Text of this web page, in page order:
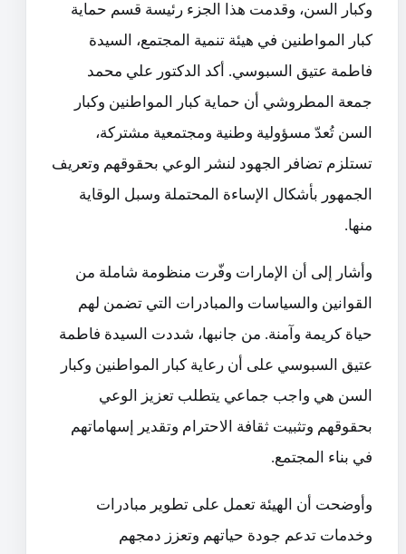
وكبار السن، وقدمت هذا الجزء رئيسة قسم حماية
كبار المواطنين في هيئة تنمية المجتمع، السيدة
فاطمة عتيق السبوسي. أكد الدكتور علي محمد
جمعة المطروشي أن حماية كبار المواطنين وكبار
السن تُعدّ مسؤولية وطنية ومجتمعية مشتركة،
تستلزم تضافر الجهود لنشر الوعي بحقوقهم وتعريف
الجمهور بأشكال الإساءة المحتملة وسبل الوقاية
منها.
وأشار إلى أن الإمارات وفّرت منظومة شاملة من
القوانين والسياسات والمبادرات التي تضمن لهم
حياة كريمة وآمنة. من جانبها، شددت السيدة فاطمة
عتيق السبوسي على أن رعاية كبار المواطنين وكبار
السن هي واجب جماعي يتطلب تعزيز الوعي
بحقوقهم وتثبيت ثقافة الاحترام وتقدير إسهاماتهم
في بناء المجتمع.
وأوضحت أن الهيئة تعمل على تطوير مبادرات
وخدمات تدعم جودة حياتهم وتعزز دمجهم